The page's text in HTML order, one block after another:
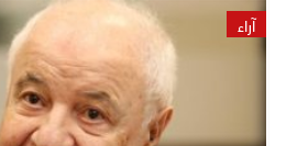
آراء